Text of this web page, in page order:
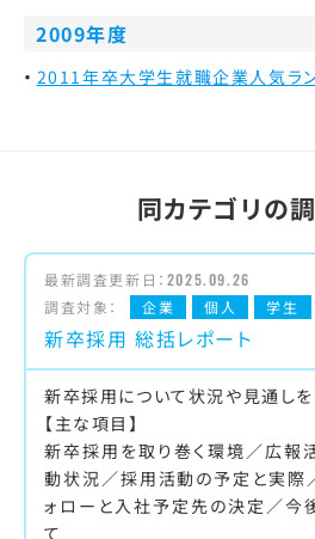
2009年度
2011年卒大学生就職企業人気ラ
同カテゴリの
最新調査更新日： 2025.09.26
調査対象：
企業 個人 学生
新卒採用 総括レポート
新卒採用について状況や見通し
【主な項目】
新卒採用を取り巻く環境／広報
動状況／採用活動の予定と実際
ォローと入社予定先の決定／今
て